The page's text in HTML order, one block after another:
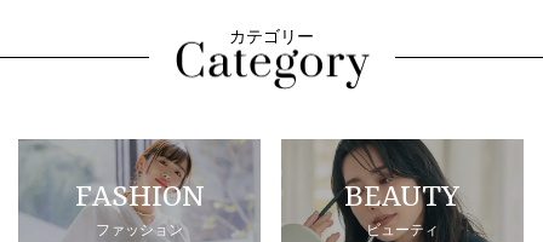
カテゴリー
FASHION
ファッション
BEAUTY
ビューティ